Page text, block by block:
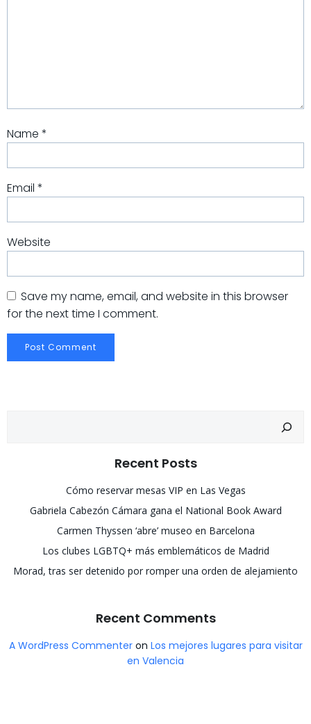
Name *
Email *
Website
Save my name, email, and website in this browser
for the next time I comment.
Recent Posts
Cómo reservar mesas VIP en Las Vegas
Gabriela Cabezón Cámara gana el National Book Award
Carmen Thyssen ‘abre’ museo en Barcelona
Los clubes LGBTQ+ más emblemáticos de Madrid
Morad, tras ser detenido por romper una orden de alejamiento
Recent Comments
A WordPress Commenteron Los mejores lugares para visitar
en Valencia